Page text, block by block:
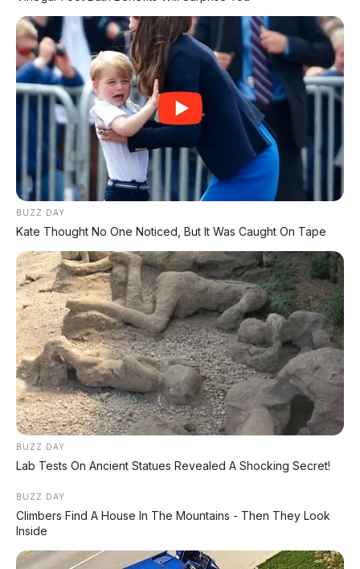
BUZZ DAY
Kate Thought No One Noticed, But It Was Caught On Tape
BUZZ DAY
Lab Tests On Ancient Statues Revealed A Shocking Secret!
BUZZ DAY
Climbers Find A House In The Mountains - Then They Look
Inside